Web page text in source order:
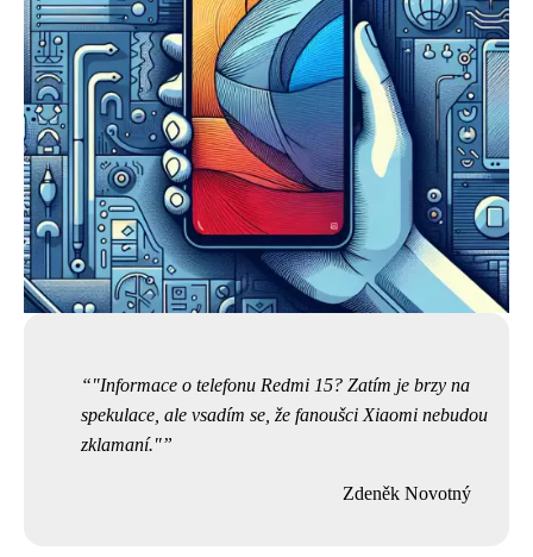
"Informace o telefonu Redmi 15? Zatím je brzy na
spekulace, ale vsadím se, že fanoušci Xiaomi nebudou
zklamaní."
Zdeněk Novotný